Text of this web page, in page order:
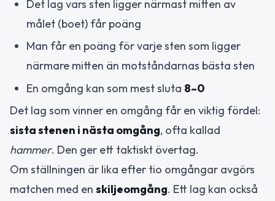
Det lag vars sten ligger närmast mitten av
målet (boet) får poäng
Man får en poäng för varje sten som ligger
närmare mitten än motståndarnas bästa sten
En omgång kan som mest sluta 8–0
Det lag som vinner en omgång får en viktig fördel:
sista stenen i nästa omgång, ofta kallad
hammer. Den ger ett taktiskt övertag.
Om ställningen är lika efter tio omgångar avgörs
matchen med en skiljeomgång. Ett lag kan också